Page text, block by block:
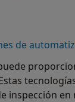
de
inspección